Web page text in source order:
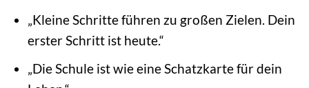
„Kleine Schritte führen zu großen Zielen. Dein
erster Schritt ist heute.“
„Die Schule ist wie eine Schatzkarte für dein